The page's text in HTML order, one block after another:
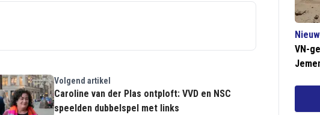
Volgend artikel
Caroline van der Plas ontploft: VVD en NSC
speelden dubbelspel met links
VN-